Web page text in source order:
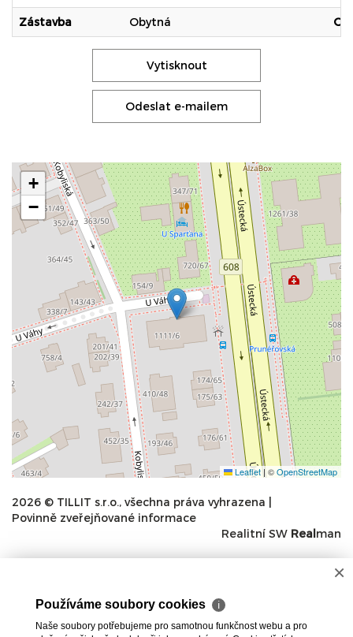
Zástavba Obytná
Vytisknout
Odeslat e-mailem
+
−
Leaflet |©OpenStreetMap
2026 © TILLIT s.r.o., všechna práva vyhrazena |
Povinně zveřejňované informace
Realitní SW Realman
×
Používáme soubory cookies ℹ
Naše soubory potřebujeme pro samotnou funkčnost webu a pro